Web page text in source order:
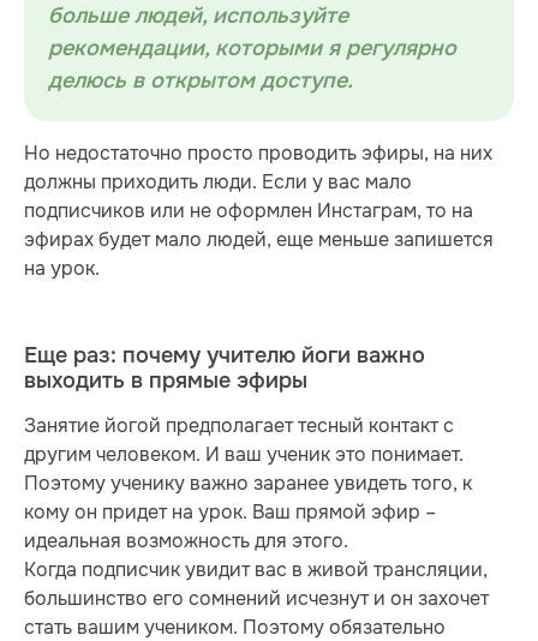
больше людей, используйте
рекомендации, которыми я регулярно
делюсь в открытом доступе.
Но недостаточно просто проводить эфиры, на них
должны приходить люди. Если у вас мало
подписчиков или не оформлен Инстаграм, то на
эфирах будет мало людей, еще меньше запишется
на урок.
Еще раз: почему учителю йоги важно
выходить в прямые эфиры
Занятие йогой предполагает тесный контакт с
другим человеком. И ваш ученик это понимает.
Поэтому ученику важно заранее увидеть того, к
кому он придет на урок. Ваш прямой эфир –
идеальная возможность для этого.
Когда подписчик увидит вас в живой трансляции,
большинство его сомнений исчезнут и он захочет
стать вашим учеником. Поэтому обязательно